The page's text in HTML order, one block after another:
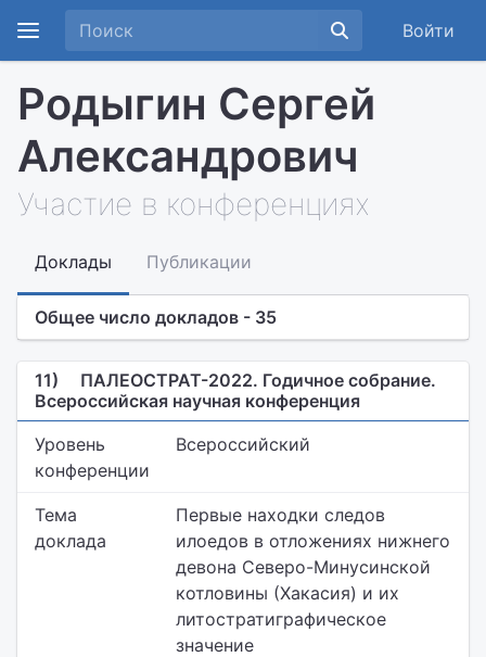
Войти
Родыгин Сергей
Александрович
Участие в конференциях
Доклады Публикации
Общее число докладов - 35
11)
ПАЛЕОСТРАТ-2022. Годичное собрание.
Всероссийская научная конференция
Уровень
конференции
Всероссийский
Тема
доклада
Первые находки следов
илоедов в отложениях нижнего
девона Северо-Минусинской
котловины (Хакасия) и их
литостратиграфическое
значение